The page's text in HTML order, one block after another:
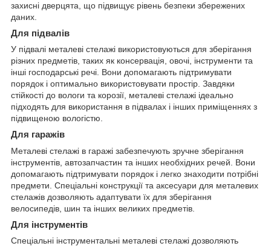
захисні дверцята, що підвищує рівень безпеки збережених
даних.
Для підвалів
У підвалі металеві стелажі використовуються для зберігання
різних предметів, таких як консервація, овочі, інструменти та
інші господарські речі. Вони допомагають підтримувати
порядок і оптимально використовувати простір. Завдяки
стійкості до вологи та корозії, металеві стелажі ідеально
підходять для використання в підвалах і інших приміщеннях з
підвищеною вологістю.
Для гаражів
Металеві стелажі в гаражі забезпечують зручне зберігання
інструментів, автозапчастин та інших необхідних речей. Вони
допомагають підтримувати порядок і легко знаходити потрібні
предмети. Спеціальні конструкції та аксесуари для металевих
стелажів дозволяють адаптувати їх для зберігання
велосипедів, шин та інших великих предметів.
Для інструментів
Спеціальні інструментальні металеві стелажі дозволяють